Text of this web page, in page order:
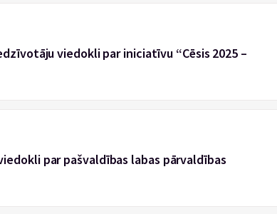
viedokli par iniciatīvu “Cēsis 2025 –
par pašvaldības labas pārvaldības